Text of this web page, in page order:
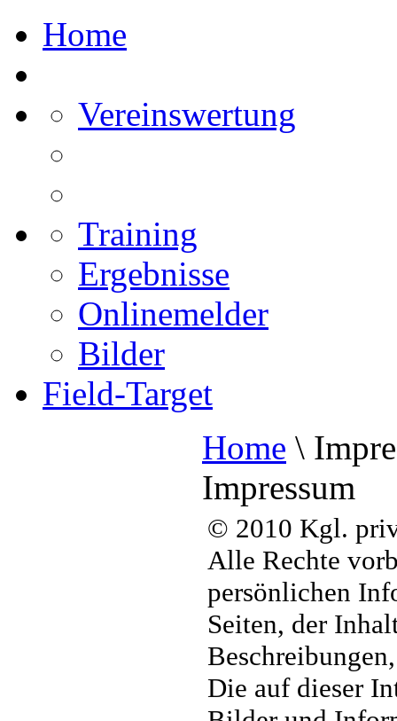
Home
Vereinswertung
Training
Ergebnisse
Onlinemelder
Bilder
Field-Target
Home \
Impressum
© 2010 Kgl.
Alle Rechte
persönlichen
Seiten, der
Die auf dieser